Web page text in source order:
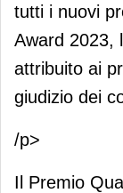
tutti i nuovi
Award 2023,
attribuito ai
giudizio dei
/p>
Il Premio